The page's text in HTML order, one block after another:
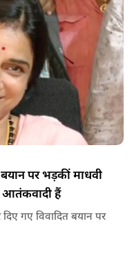
पर भड़कीं माधवी
आतंकवादी हैं
गए विवादित बयान पर